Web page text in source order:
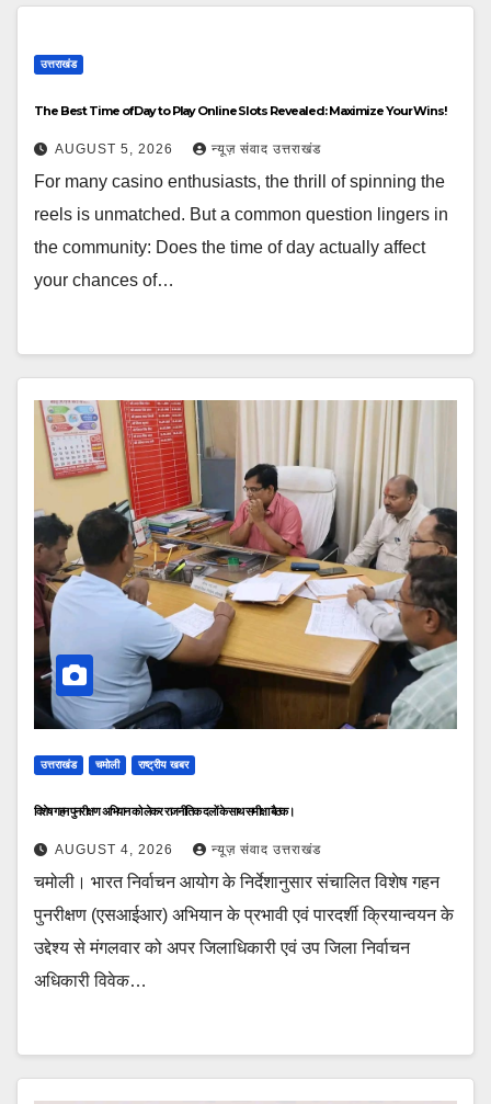
उत्तराखंड
The Best Time of Day to Play Online Slots Revealed: Maximize Your Wins!
AUGUST 5, 2026 न्यूज़ संवाद उत्तराखंड
For many casino enthusiasts, the thrill of spinning the
reels is unmatched. But a common question lingers in
the community: Does the time of day actually affect
your chances of…
उत्तराखंड चमोली राष्ट्रीय खबर
विशेष गहन पुनरीक्षण अभियान को लेकर राजनीतिक दलों के साथ समीक्षा बैठक।
AUGUST 4, 2026 न्यूज़ संवाद उत्तराखंड
चमोली। भारत निर्वाचन आयोग के निर्देशानुसार संचालित विशेष गहन
पुनरीक्षण (एसआईआर) अभियान के प्रभावी एवं पारदर्शी क्रियान्वयन के
उद्देश्य से मंगलवार को अपर जिलाधिकारी एवं उप जिला निर्वाचन
अधिकारी विवेक…